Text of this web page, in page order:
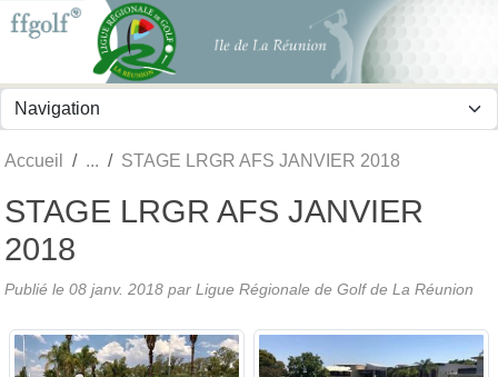
Accueil STAGE LRGR AFS JANVIER 2018
STAGE LRGR AFS JANVIER
2018
Publié le 08 janv. 2018 par Ligue Régionale de Golf de La Réunion
Panneau de gestion des cookies